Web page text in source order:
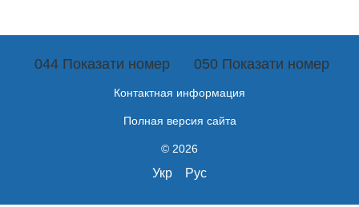
044 Показати номер 050 Показати номер
Контактная информация
Полная версия сайта
© 2026
Укр Рус